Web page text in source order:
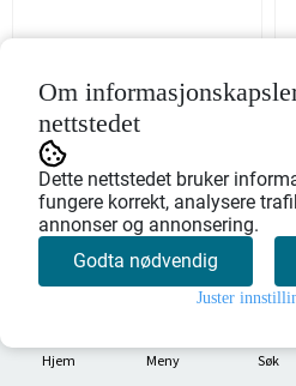
Hjem Meny Søk
55,-
Kjøp
Om
nettstedet
Dette nettstedet bruker
fungere korrekt, analysere
annonser og annonsering.
Godta nødvendig
Juster